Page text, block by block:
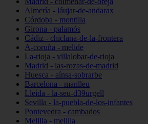
Almería - láujar-de-andarax
Córdoba - montilla
Girona - palamós
Cádiz - chiclana-de-la-frontera
A-coruña - melide
La-rioja - villalobar-de-rioja
Madrid - las-rozas-de-madrid
Huesca - aínsa-sobrarbe
Barcelona - manlleu
Lleida - la-seu-d39urgell
Sevilla - la-puebla-de-los-infantes
Pontevedra - cambados
Melilla - melilla